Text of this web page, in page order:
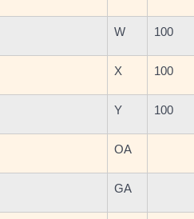
W 100
X 100
Y 100
OA
GA